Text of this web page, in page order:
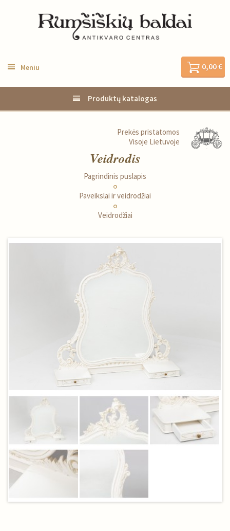
Meniu 0,00 €
Produktų katalogas
Prekės pristatomos
Visoje Lietuvoje
Veidrodis
Pagrindinis puslapis
Paveikslai ir veidrodžiai
Veidrodžiai